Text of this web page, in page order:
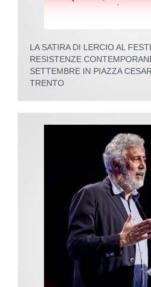
LA SATIRA DI LERCIO AL
RESISTENZE
SETTEMBRE IN PIAZZA
TRENTO